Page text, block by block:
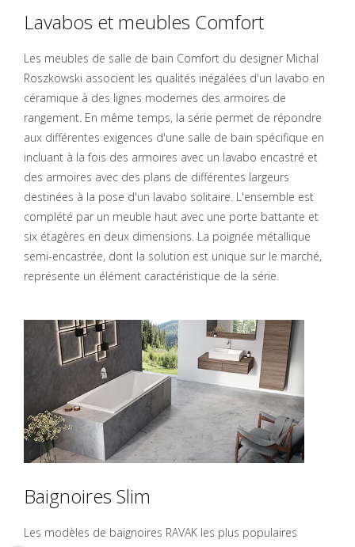
Lavabos et meubles Comfort
Les meubles de salle de bain Comfort du designer Michal
Roszkowski associent les qualités inégalées d'un lavabo en
céramique à des lignes modernes des armoires de
rangement. En même temps, la série permet de répondre
aux différentes exigences d'une salle de bain spécifique en
incluant à la fois des armoires avec un lavabo encastré et
des armoires avec des plans de différentes largeurs
destinées à la pose d'un lavabo solitaire. L'ensemble est
complété par un meuble haut avec une porte battante et
six étagères en deux dimensions. La poignée métallique
semi-encastrée, dont la solution est unique sur le marché,
représente un élément caractéristique de la série.
Baignoires Slim
Les modèles de baignoires RAVAK les plus populaires